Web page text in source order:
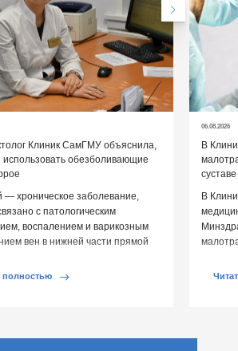
Клиник СамГМУ объяснила,
обезболивающие
— хроническое заболевание,
с патологическим
воспалением и варикозным
вен в нижней части прямой
[…]
полностью
06.08.2026
В
суставе
В